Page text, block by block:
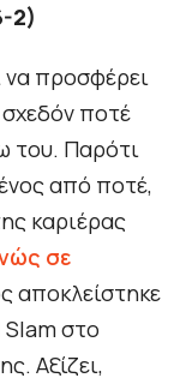
2)
να προσφέρει
ποτέ
του. Παρότι
από ποτέ,
καριέρας
σε
αποκλείστηκε
Slam στο
Αξίζει,